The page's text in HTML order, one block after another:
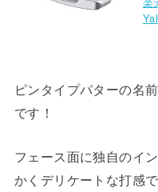
ピンタイプパターの名
です！
フェース面に独自のイ
かくデリケートな打感